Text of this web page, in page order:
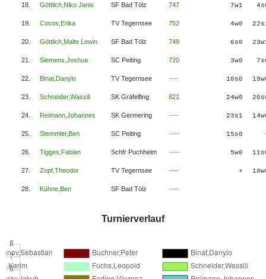
18. Göttlich,Niko Janis SF Bad Tölz 747 7w1
19. Cocos,Erika TV Tegernsee 752 4w0
20. Göttlich,Malte Lewin SF Bad Tölz 749 6s0
21. Siemens,Joshua SC Peiting 720 3w0
22. Binat,Danylo TV Tegernsee ---- 10s0
23. Schneider,Wassili SK Gräfelfing 821 24w0
24. Reimann,Johannes SK Germering ---- 23s1
25. Stemmler,Ben SC Peiting ---- 15s0
26. Tigges,Fabian Schfr Puchheim ---- 5w0
27. Zopf,Theodor TV Tegernsee ---- +
28. Kühne,Ben SF Bad Tölz ----
Turnierverlauf